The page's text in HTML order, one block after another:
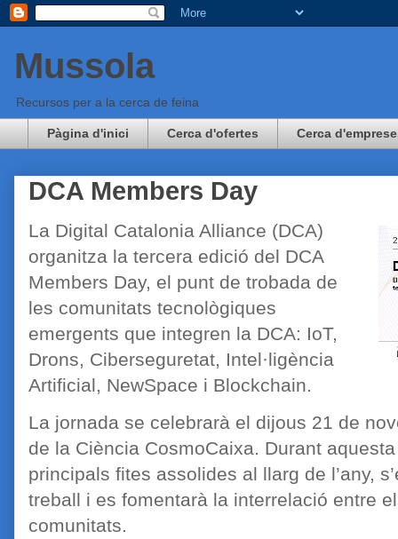
Mussola
Recursos per a la cerca de feina
Pàgina d'inici Cerca d'ofertes Cerca
DCA Members Day
La Digital Catalonia Alliance (DCA)
organitza la tercera edició del DCA
Members Day, el punt de trobada de
les comunitats tecnològiques
emergents que integren la DCA: IoT,
Drons, Ciberseguretat, Intel·ligència
Artificial, NewSpace i Blockchain.
La jornada se celebrarà el dijous 21 de
de la Ciència CosmoCaixa. Durant
principals fites assolides al llarg de l’any,
treball i es fomentarà la interrelació entre
comunitats.